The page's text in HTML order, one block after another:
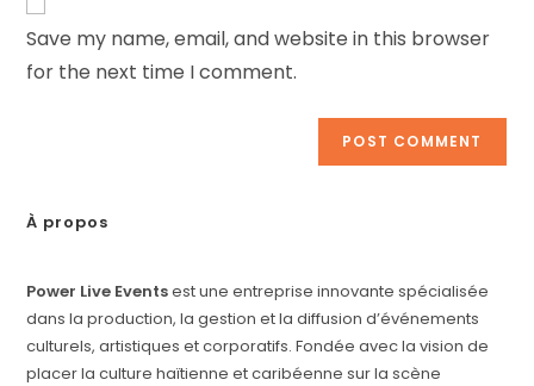
Save my name, email, and website in this browser
for the next time I comment.
À propos
Power Live Eventsest une entreprise innovante spécialisée
dans la production, la gestion et la diffusion d’événements
culturels, artistiques et corporatifs. Fondée avec la vision de
placer la culture haïtienne et caribéenne sur la scène